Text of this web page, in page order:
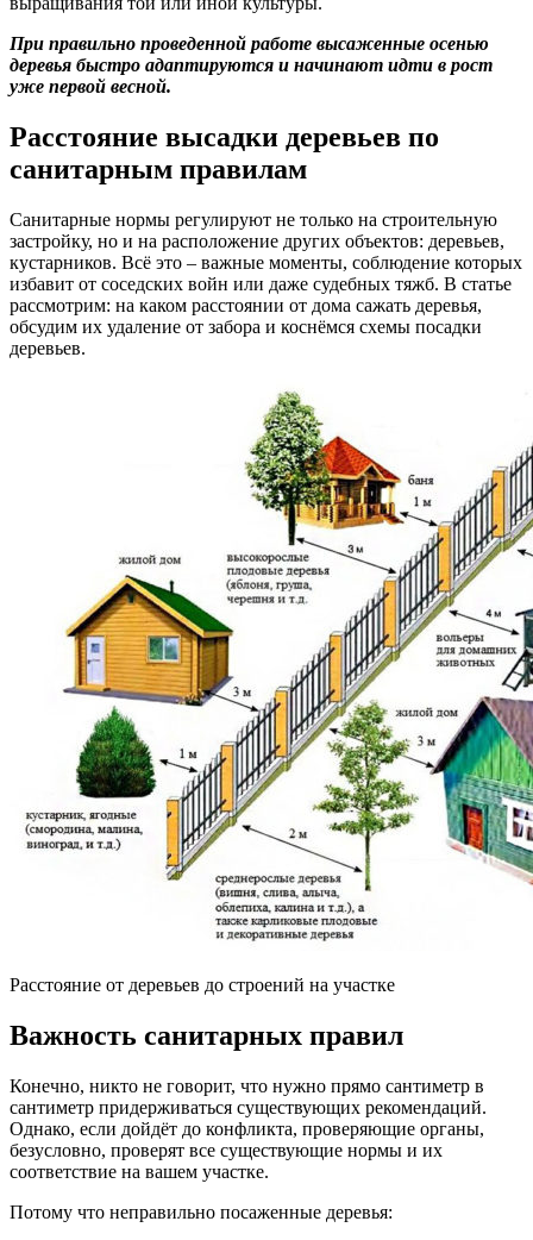
При правильно проведенной работе высаженные осенью
деревья быстро адаптируются и начинают идти в рост
уже первой весной.
Расстояние высадки деревьев по
санитарным правилам
Санитарные нормы регулируют не только на строительную
застройку, но и на расположение других объектов: деревьев,
кустарников. Всё это – важные моменты, соблюдение которых
избавит от соседских войн или даже судебных тяжб. В статье
рассмотрим: на каком расстоянии от дома сажать деревья,
обсудим их удаление от забора и коснёмся схемы посадки
деревьев.
Расстояние от деревьев до строений на участке
Важность санитарных правил
Конечно, никто не говорит, что нужно прямо сантиметр в
сантиметр придерживаться существующих рекомендаций.
Однако, если дойдёт до конфликта, проверяющие органы,
безусловно, проверят все существующие нормы и их
соответствие на вашем участке.
Потому что неправильно посаженные деревья: